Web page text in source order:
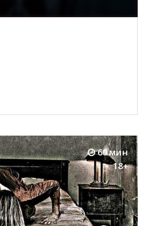
60 мин
18+